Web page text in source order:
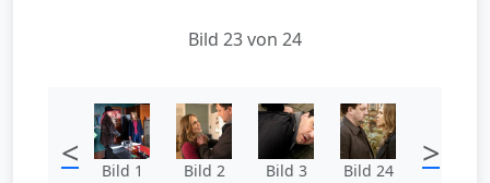
Bild 23 von 24
< Bild 1 Bild 2 Bild 3 Bild 24 >